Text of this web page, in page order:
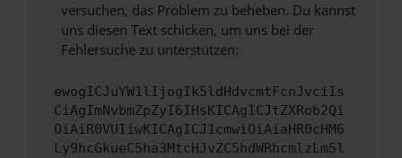
versuchen, das Problem zu beheben. Du kannst
uns diesen Text schicken, um uns bei der
Fehlersuche zu unterstützen:
ewogICJuYW1lIjogIk5ldHdvcmtFcnJvciIs
CiAgImNvbmZpZyI6IHsKICAgICJtZXRob2Qi
OiAiR0VUIiwKICAgICJ1cmwiOiAiaHR0cHM6
Ly9hcGkueC5ha3MtcHJvZC5hdWRhcmlzLm5l